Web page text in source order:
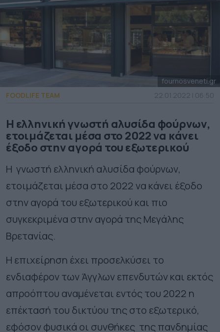
fournosveneti.gr
FOODLIFE TEAM
22.01.2022 | 06:50
Η ελληνική γνωστή αλυσίδα φούρνων,
ετοιμάζεται μέσα στο 2022 να κάνει
έξοδο στην αγορά του εξωτερικού
Η γνωστή ελληνική αλυσίδα φούρνων,
ετοιμάζεται μέσα στο 2022 να κάνει έξοδο
στην αγορά του εξωτερικού και πιο
συγκεκριμένα στην αγορά της Μεγάλης
Βρετανίας.
Η επιχείρηση έχει προσελκύσει το
ενδιαφέρον των Άγγλων επενδυτών και εκτός
απροόπτου αναμένεται εντός του 2022 η
επέκτασή του δικτύου της στο εξωτερικό,
εφόσον φυσικά οι συνθήκες της πανδημίας